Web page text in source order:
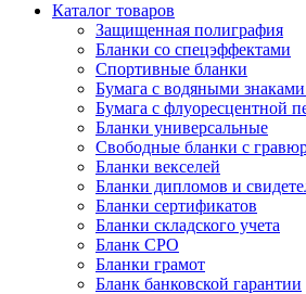
Каталог товаров
Защищенная полиграфия
Бланки со спецэффектами
Спортивные бланки
Бумага с водяными
Бумага с флуоресцентной
Бланки универсальные
Свободные бланки с
Бланки векселей
Бланки дипломов и
Бланки сертификатов
Бланки складского учета
Бланк СРО
Бланки грамот
Бланк банковской гарантии